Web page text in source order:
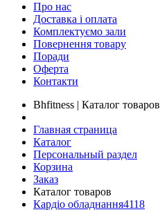
Про нас
Доставка і оплата
Комплектуємо зали
Повернення товару
Поради
Оферта
Контакти
Bhfitness | Каталог товаров
Главная страница
Каталог
Персональный раздел
Корзина
Заказ
Каталог товаров
Кардіо обладнання4118